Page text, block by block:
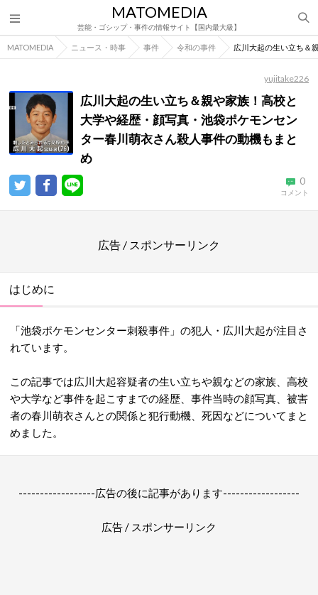
MATOMEDIA
芸能・ゴシップ・事件の情報サイト【国内最大級】
MATOMEDIA ニュース・時事 事件 令和の事件 広川大起の生い立ち＆
yujitake226
広川大起の生い立ち＆親や家族！高校と
大学や経歴・顔写真・池袋ポケモンセン
ター春川萌衣さん殺人事件の動機もまと
め
0
コメント
広告 / スポンサーリンク
はじめに
「池袋ポケモンセンター刺殺事件」の犯人・広川大起が注目さ
れています。
この記事では広川大起容疑者の生い立ちや親などの家族、高校
や大学など事件を起こすまでの経歴、事件当時の顔写真、被害
者の春川萌衣さんとの関係と犯行動機、死因などについてまと
めました。
------------------広告の後に記事があります------------------
広告 / スポンサーリンク